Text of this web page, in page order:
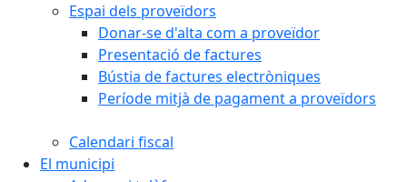
Espai dels proveïdors
Donar-se d'alta com a proveïdor
Presentació de factures
Bústia de factures electròniques
Període mitjà de pagament a proveïdors
Calendari fiscal
El municipi